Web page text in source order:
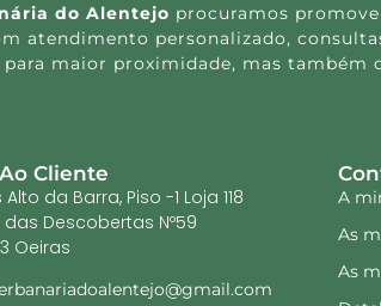
do Alentejo procuramos
atendimento personalizado,
maior proximidade, mas também
Cliente
da Barra, Piso -1 Loja 118
Descobertas Nº59
Oeiras
A
As
As